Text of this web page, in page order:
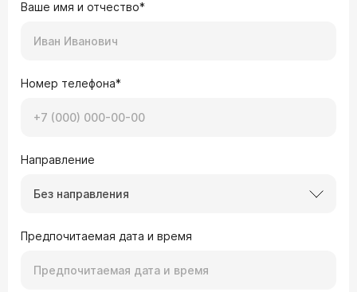
Ваше имя и отчество*
Номер телефона*
Направление
Без направления
Предпочитаемая дата и время